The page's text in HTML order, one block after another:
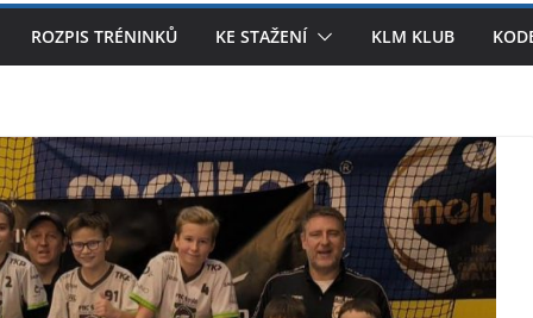
ROZPIS TRÉNINKŮ KE STAŽENÍ KLM KLUB